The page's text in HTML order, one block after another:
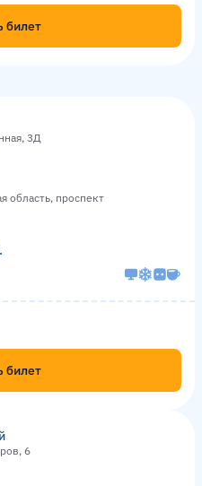
билет
3Д
область, проспект
билет
6